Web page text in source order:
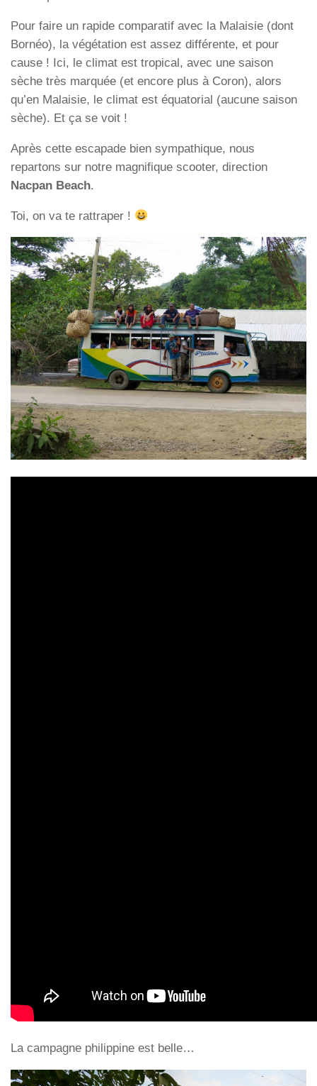
Pour faire un rapide comparatif avec la Malaisie (dont
Bornéo), la végétation est assez différente, et pour
cause ! Ici, le climat est tropical, avec une saison
sèche très marquée (et encore plus à Coron), alors
qu’en Malaisie, le climat est équatorial (aucune saison
sèche). Et ça se voit !
Après cette escapade bien sympathique, nous
repartons sur notre magnifique scooter, direction
Nacpan Beach.
Toi, on va te rattraper !
La campagne philippine est belle…